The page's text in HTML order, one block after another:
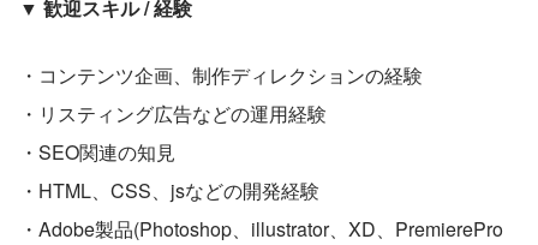
▼ 歓迎スキル / 経験
・コンテンツ企画、制作ディレクションの経験
・リスティング広告などの運用経験
・SEO関連の知見
・HTML、CSS、jsなどの開発経験
・Adobe製品(Photoshop、illustrator、XD、PremierePro